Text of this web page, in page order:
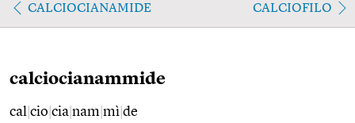
CALCIOCIANAMIDE CALCIOFILO
calciocianammide
cal cio cia nam mì de